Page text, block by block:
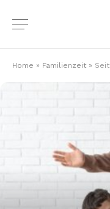
Home » Familienzeit »